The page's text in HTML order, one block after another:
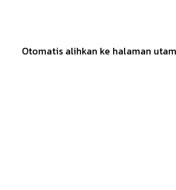
Otomatis alihkan ke halaman